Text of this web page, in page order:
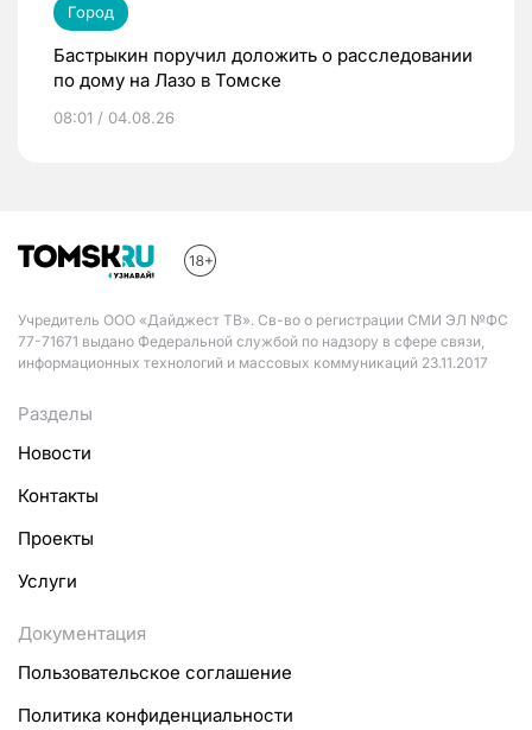
Город
Бастрыкин поручил доложить о расследовании
по дому на Лазо в Томске
08:01 / 04.08.26
Учредитель ООО «Дайджест ТВ». Св-во о регистрации СМИ ЭЛ №ФС
77-71671 выдано Федеральной службой по надзору в сфере связи,
информационных технологий и массовых коммуникаций 23.11.2017
Разделы
Новости
Контакты
Проекты
Услуги
Документация
Пользовательское соглашение
Политика конфиденциальности